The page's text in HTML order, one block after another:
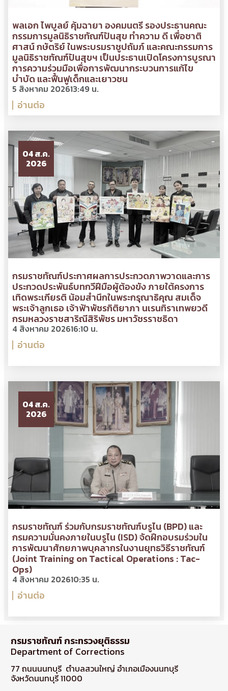
พลเอก ไพบูลย์ คุ้มฉายา องคมนตรี รองประธานคณะ
กรรมการมูลนิธิราชทัณฑ์ปันสุข ทำความ ดี เพื่อชาติ
ศาสน์ กษัตริย์ ในพระบรมราชูปถัมภ์ และคณะกรรมการ
มูลนิธิราชทัณฑ์ปันสุขฯ เป็นประธานเปิดโครงการบูรณา
การความร่วมมือเพื่อการพัฒนากระบวนการแก้ไข
บำบัด และฟื้นฟูเด็กและเยาวชน
5 สิงหาคม 202613:49 น.
อ่านต่อ
04 ส.ค.
2026
กรมราชทัณฑ์ประกาศผลการประกวดภาพวาดและการ
ประกวดประพันธ์บทกวีฝีมือผู้ต้องขัง ภายใต้ครงการ
เทิดพระเกียรติ น้อมสำนึกในพระกรุณาธิคุณ สมเด็จ
พระเจ้าลูกเธอ เจ้าฟ้าพัชรกิติยาภา นเรนทิราเทพยวดี
กรมหลวงราชสาริณีสิริพัชร มหาวัชรราชธิดา
4 สิงหาคม 202616:10 น.
อ่านต่อ
04 ส.ค.
2026
กรมราชทัณฑ์ ร่วมกับกรมราชทัณฑ์บรูไน (BPD) และ
กรมความมั่นคงภายในบรูไน (ISD) จัดฝึกอบรมร่วมใน
การพัฒนาศักยภาพบุคลากรในงานยุทธวิธีราชทัณฑ์
(Joint Training on Tactical Operations : Tac-
Ops)
4 สิงหาคม 202610:35 น.
อ่านต่อ
กรมราชทัณฑ์ กระทรวงยุติธรรม
Department of Corrections
77 ถนนนนทบุรี ตำบลสวนใหญ่ อำเภอเมืองนนทบุรี
จังหวัดนนทบุรี 11000